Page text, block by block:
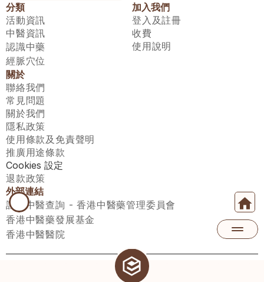
分類
活動資訊
中醫資訊
認識中藥
經脈穴位
加入我們
登入及註冊
收費
使用說明
關於
聯絡我們
常見問題
關於我們
隱私政策
使用條款及免責聲明
推廣用途條款
Cookies 設定
退款政策
外部連結
註冊中醫查詢 - 香港中醫藥管理委員會
香港中醫藥發展基金
香港中醫醫院
醫師匯有限公司 ECWAY LIMITED Copyright 2026© All rights